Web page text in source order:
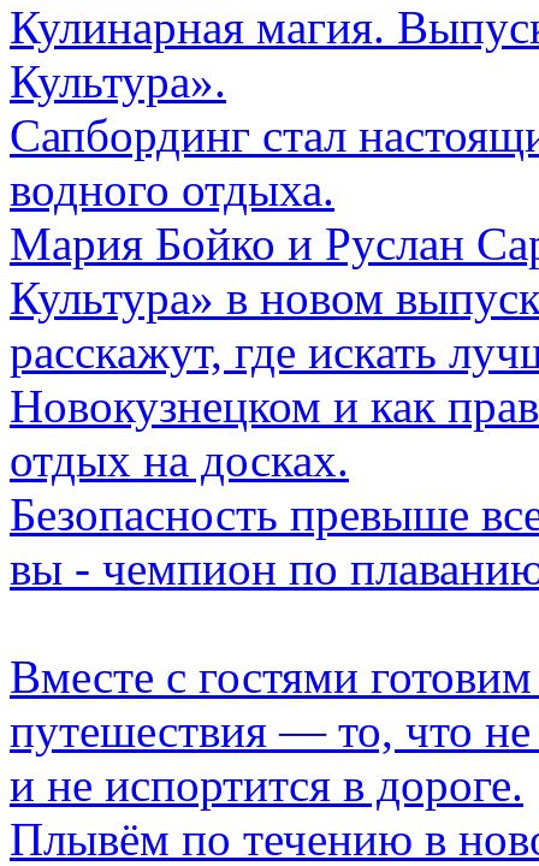
Кулинарная магия.
Культура».
Сапбординг стал
водного отдыха.
Мария Бойко и Руслан
Культура» в новом
расскажут, где искать
Новокузнецком и как
отдых на досках.
Безопасность превыше
вы - чемпион по
Вместе с гостями
путешествия — то, что
и не испортится в дороге.
Плывём по течению в